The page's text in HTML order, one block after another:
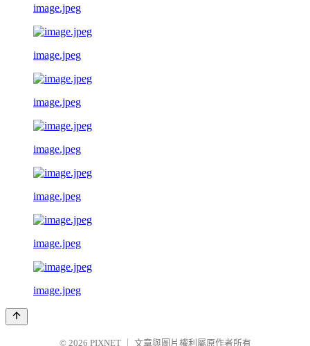
image.jpeg
image.jpeg
image.jpeg
image.jpeg
image.jpeg
image.jpeg
image.jpeg
© 2026 PIXNET 文章與圖片權利屬原作者所有